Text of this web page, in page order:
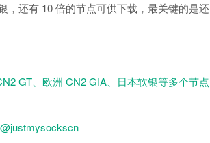
，还有 10 倍的节点可供下载，最关键的是还
GT、欧洲 CN2 GIA、日本软银等多个节点
@justmysockscn